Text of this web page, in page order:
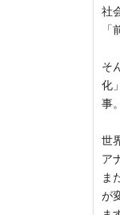
社
「
そ
化
事。
世
ア
ま
が